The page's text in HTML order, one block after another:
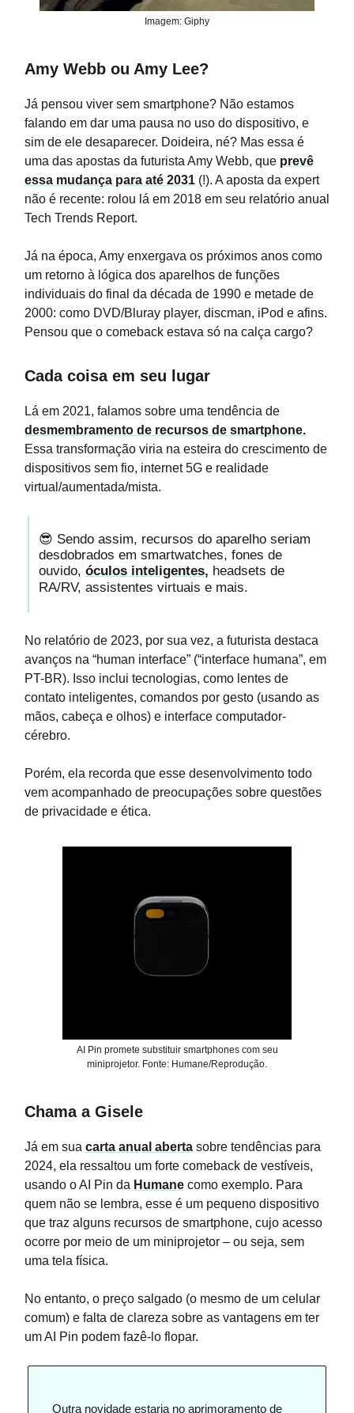
Imagem: Giphy
Amy Webb ou Amy Lee?
Já pensou viver sem smartphone? Não estamos
falando em dar uma pausa no uso do dispositivo, e
sim de ele desaparecer. Doideira, né? Mas essa é
uma das apostas da futurista Amy Webb, que prevê
essa mudança para até 2031 (!). A aposta da expert
não é recente: rolou lá em 2018 em seu relatório anual
Tech Trends Report.
Já na época, Amy enxergava os próximos anos como
um retorno à lógica dos aparelhos de funções
individuais do final da década de 1990 e metade de
2000: como DVD/Bluray player, discman, iPod e afins.
Pensou que o comeback estava só na calça cargo?
Cada coisa em seu lugar
Lá em 2021, falamos sobre uma tendência de
desmembramento de recursos de smartphone.
Essa transformação viria na esteira do crescimento de
dispositivos sem fio, internet 5G e realidade
virtual/aumentada/mista.
😎 Sendo assim, recursos do aparelho seriam
desdobrados em smartwatches, fones de
ouvido, óculos inteligentes, headsets de
RA/RV, assistentes virtuais e mais.
No relatório de 2023, por sua vez, a futurista destaca
avanços na “human interface” (“interface humana”, em
PT-BR). Isso inclui tecnologias, como lentes de
contato inteligentes, comandos por gesto (usando as
mãos, cabeça e olhos) e interface computador-
cérebro.
Porém, ela recorda que esse desenvolvimento todo
vem acompanhado de preocupações sobre questões
de privacidade e ética.
AI Pin promete substituir smartphones com seu
miniprojetor. Fonte: Humane/Reprodução.
Chama a Gisele
Já em sua carta anual aberta sobre tendências para
2024, ela ressaltou um forte comeback de vestíveis,
usando o AI Pin da Humane como exemplo. Para
quem não se lembra, esse é um pequeno dispositivo
que traz alguns recursos de smartphone, cujo acesso
ocorre por meio de um miniprojetor – ou seja, sem
uma tela física.
No entanto, o preço salgado (o mesmo de um celular
comum) e falta de clareza sobre as vantagens em ter
um AI Pin podem fazê-lo flopar.
Outra novidade estaria no aprimoramento de